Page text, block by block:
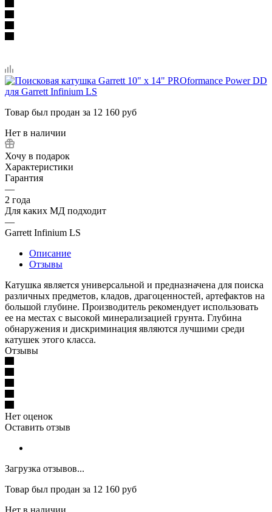
Товар был продан за 12 160 руб
Нет в наличии
Хочу в подарок
Характеристики
Гарантия
—
2 года
Для каких МД подходит
—
Garrett Infinium LS
Описание
Отзывы
Катушка является универсальной и предназначена для поиска
различных предметов, кладов, драгоценностей, артефактов на
большой глубине. Производитель рекомендует использовать
ее на местах с высокой минерализацией грунта. Глубина
обнаружения и дискриминация являются лучшими среди
катушек этого класса.
Отзывы
Нет оценок
Оставить отзыв
Загрузка отзывов...
Товар был продан за 12 160 руб
Нет в наличии